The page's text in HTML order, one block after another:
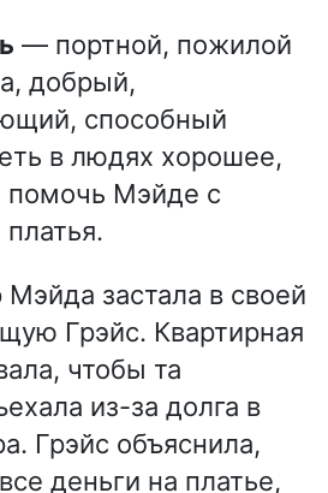
— портной, пожилой
добрый,
способный
в людях хорошее,
помочь Мэйде с
застала в своей
Грэйс. Квартирная
чтобы та
из-за долга в
Грэйс объяснила,
деньги на платье,